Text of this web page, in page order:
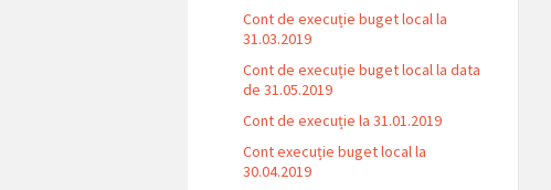
Cont de execuție buget local la
31.03.2019
Cont de execuție buget local la data
de 31.05.2019
Cont de execuție la 31.01.2019
Cont execuție buget local la
30.04.2019